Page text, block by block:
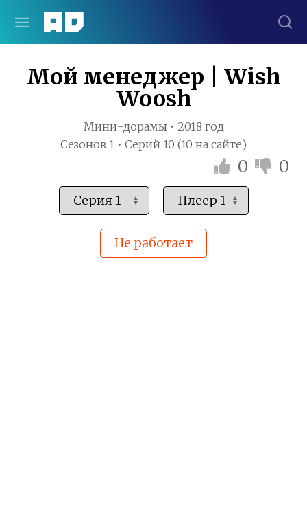
Мой менеджер | Wish
Woosh
Мини-дорамы • 2018 год
Сезонов 1 • Серий 10 (10 на сайте)
0 0
Не работает